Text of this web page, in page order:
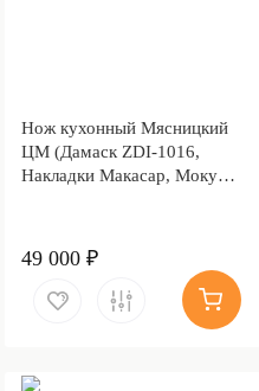
Нож кухонный Мясницкий
ЦМ (Дамаск ZDI-1016,
Накладки Макасар, Мокумэ-
49 000 ₽